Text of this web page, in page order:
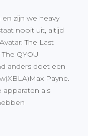
zijn we heavy
nooit uit, altijd
The Last
QYOU
anders doet een
Payne.
apparaten als